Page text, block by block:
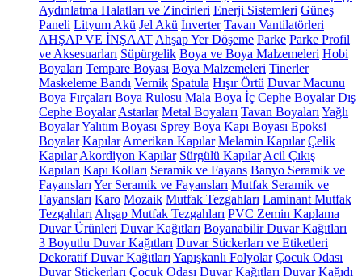
Aydınlatma Halatları ve Zincirleri Enerji Sistemleri Güneş
Paneli Lityum Akü Jel Akü İnverter Tavan Vantilatörleri
AHŞAP VE İNŞAAT Ahşap Yer Döşeme Parke Parke Profil
ve Aksesuarları Süpürgelik Boya ve Boya Malzemeleri Hobi
Boyaları Tempare Boyası Boya Malzemeleri Tinerler
Maskeleme Bandı Vernik Spatula Hışır Örtü Duvar Macunu
Boya Fırçaları Boya Rulosu Mala Boya İç Cephe Boyalar Dış
Cephe Boyalar Astarlar Metal Boyaları Tavan Boyaları Yağlı
BoyalarYalıtım Boyası Sprey Boya Kapı Boyası Epoksi
Boyalar Kapılar Amerikan Kapılar Melamin Kapılar Çelik
Kapılar Akordiyon Kapılar Sürgülü Kapılar Acil Çıkış
Kapıları Kapı Kolları Seramik ve Fayans Banyo Seramik ve
Fayansları Yer Seramik ve Fayansları Mutfak Seramik ve
Fayansları Karo Mozaik Mutfak Tezgahları Laminant Mutfak
Tezgahları Ahşap Mutfak Tezgahları PVC Zemin Kaplama
Duvar Ürünleri Duvar Kağıtları Boyanabilir Duvar Kağıtları
3 Boyutlu Duvar Kağıtları Duvar Stickerları ve Etiketleri
Dekoratif Duvar Kağıtları Yapışkanlı Folyolar Çocuk Odası
Duvar Stickerları Çocuk Odası Duvar Kağıtları Duvar Kağıdı